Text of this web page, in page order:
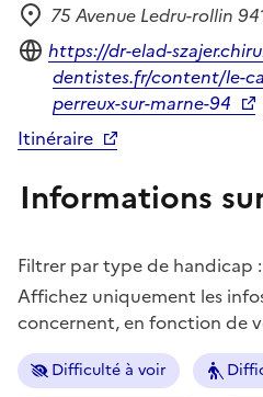
Adresse
75 Avenue Ledru-rollin
Site internet
https://dr-elad-
dentistes.fr/content/le-
perreux-sur-marne-94
Itinéraire
Informations
Filtrer par type de handicap :
Affichez uniquement les
concernent, en fonction de
Difficulté à voir